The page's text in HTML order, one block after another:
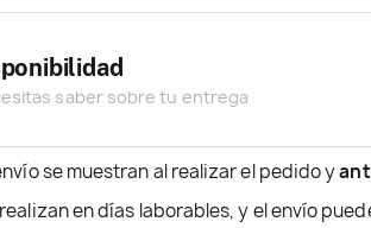
saber sobre tu entrega
se muestran al realizar el pedido y
en días laborables, y el envío